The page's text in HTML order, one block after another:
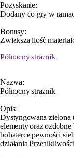
Pozyskanie:
Dodany do gry w
Bonusy:
Zwiększa ilość
Północny strażnik
Nazwa:
Północny strażnik
Opis:
Dystyngowana zielona
elementy oraz ozdobne
bohaterce pewności
działania